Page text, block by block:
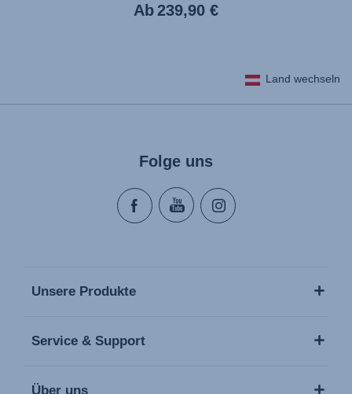
Ab Aktueller
239,90 €
Land wechseln
Folge uns
Unsere Produkte
Service & Support
Über uns